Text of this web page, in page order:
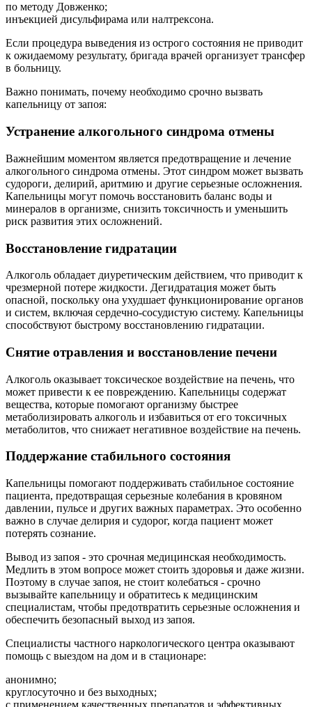
по методу Довженко;
инъекцией дисульфирама или налтрексона.
Если процедура выведения из острого состояния не приводит
к ожидаемому результату, бригада врачей организует трансфер
в больницу.
Важно понимать, почему необходимо срочно вызвать
капельницу от запоя:
Устранение алкогольного синдрома отмены
Важнейшим моментом является предотвращение и лечение
алкогольного синдрома отмены. Этот синдром может вызвать
судороги, делирий, аритмию и другие серьезные осложнения.
Капельницы могут помочь восстановить баланс воды и
минералов в организме, снизить токсичность и уменьшить
риск развития этих осложнений.
Восстановление гидратации
Алкоголь обладает диуретическим действием, что приводит к
чрезмерной потере жидкости. Дегидратация может быть
опасной, поскольку она ухудшает функционирование органов
и систем, включая сердечно-сосудистую систему. Капельницы
способствуют быстрому восстановлению гидратации.
Снятие отравления и восстановление печени
Алкоголь оказывает токсическое воздействие на печень, что
может привести к ее повреждению. Капельницы содержат
вещества, которые помогают организму быстрее
метаболизировать алкоголь и избавиться от его токсичных
метаболитов, что снижает негативное воздействие на печень.
Поддержание стабильного состояния
Капельницы помогают поддерживать стабильное состояние
пациента, предотвращая серьезные колебания в кровяном
давлении, пульсе и других важных параметрах. Это особенно
важно в случае делирия и судорог, когда пациент может
потерять сознание.
Вывод из запоя - это срочная медицинская необходимость.
Медлить в этом вопросе может стоить здоровья и даже жизни.
Поэтому в случае запоя, не стоит колебаться - срочно
вызывайте капельницу и обратитесь к медицинским
специалистам, чтобы предотвратить серьезные осложнения и
обеспечить безопасный выход из запоя.
Специалисты частного наркологического центра оказывают
помощь с выездом на дом и в стационаре:
анонимно;
круглосуточно и без выходных;